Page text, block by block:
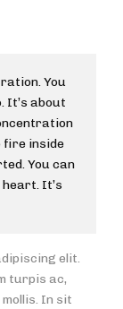
You
It’s about
fire inside
You can
It’s
elit.
turpis ac,
In sit